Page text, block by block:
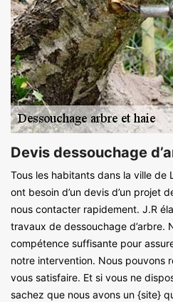
Devis dessouchage
Tous les habitants dans la ville de
ont besoin d’un devis d’un projet
nous contacter rapidement. J.R
travaux de dessouchage d’arbre.
compétence suffisante pour
notre intervention. Nous pouvons
vous satisfaire. Et si vous ne
sachez que nous avons un {site}